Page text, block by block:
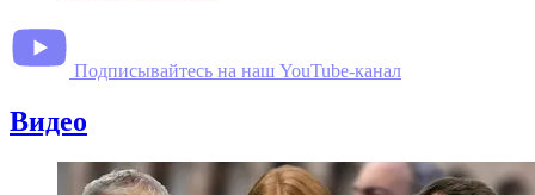
Подписывайтесь на наш YouTube-канал
Видео